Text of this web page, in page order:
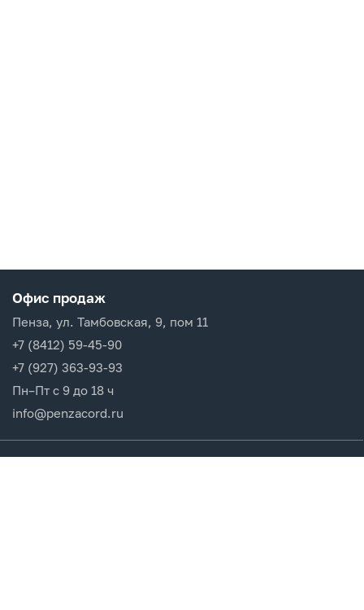
Офис продаж
Пенза, ул. Тамбовская, 9, пом 11
+7 (8412) 59-45-90
+7 (927) 363-93-93
Пн–Пт с 9 до 18 ч
info@penzacord.ru
Производители